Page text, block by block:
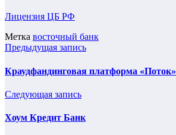
Лицензия ЦБ РФ
Метка восточный банк
Предыдущая запись
Краудфандинговая платформа «Поток»
Следующая запись
Хоум Кредит Банк